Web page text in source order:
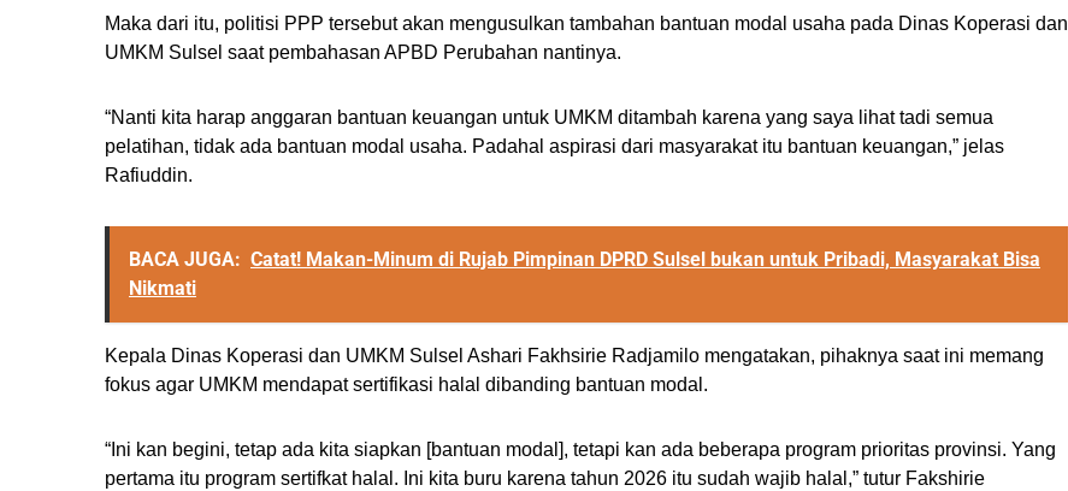
Maka dari itu, politisi PPP tersebut akan mengusulkan tambahan bantuan modal usaha pada Dinas Koperasi dan
UMKM Sulsel saat pembahasan APBD Perubahan nantinya.
“Nanti kita harap anggaran bantuan keuangan untuk UMKM ditambah karena yang saya lihat tadi semua
pelatihan, tidak ada bantuan modal usaha. Padahal aspirasi dari masyarakat itu bantuan keuangan,” jelas
Rafiuddin.
BACA JUGA: Catat! Makan-Minum di Rujab Pimpinan DPRD Sulsel bukan untuk Pribadi, Masyarakat Bisa
Nikmati
Kepala Dinas Koperasi dan UMKM Sulsel Ashari Fakhsirie Radjamilo mengatakan, pihaknya saat ini memang
fokus agar UMKM mendapat sertifikasi halal dibanding bantuan modal.
“Ini kan begini, tetap ada kita siapkan [bantuan modal], tetapi kan ada beberapa program prioritas provinsi. Yang
pertama itu program sertifkat halal. Ini kita buru karena tahun 2026 itu sudah wajib halal,” tutur Fakshirie